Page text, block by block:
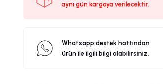
aynı gün kargoya verilecektir.
Whatsapp destek hattından
ürün ile ilgili bilgi alabilirsiniz.